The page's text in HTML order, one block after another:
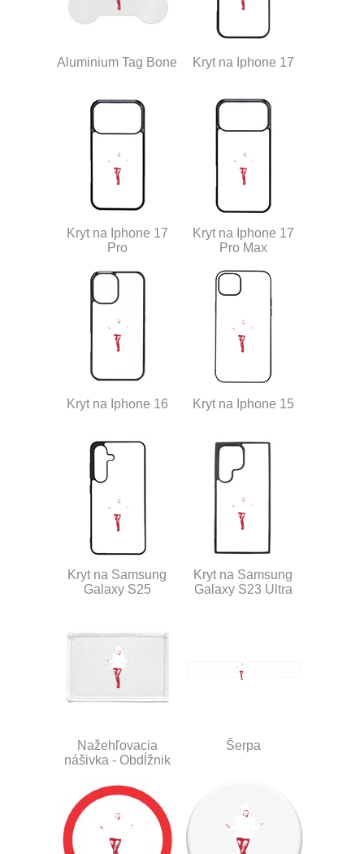
Aluminium Tag Bone Kryt na Iphone 17
Kryt na Iphone 17
Pro
Kryt na Iphone 17
Pro Max
Kryt na Iphone 16 Kryt na Iphone 15
Kryt na Samsung
Galaxy S25
Kryt na Samsung
Galaxy S23 Ultra
Nažehľovacia
nášivka - Obdĺžnik
Šerpa